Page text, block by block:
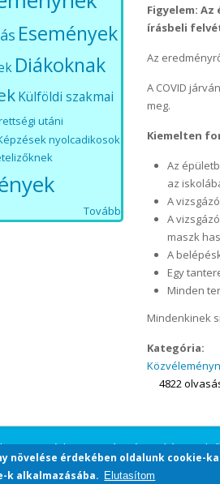
Figyelem:
írásbeli
Az
A COVID
meg.
Kiemelten
Az
az
A
A
maszk
A
Egy
Minden
Mindenkinek
Kategória:
4822
Események
Diákoknak
Külföldi szakmai
utáni
nyolcadikosok
Tovább
SZC Széchenyi István Két Tanítási
növelése érdekében oldalunk cookie-
k alkalmazásába. Elutasítom